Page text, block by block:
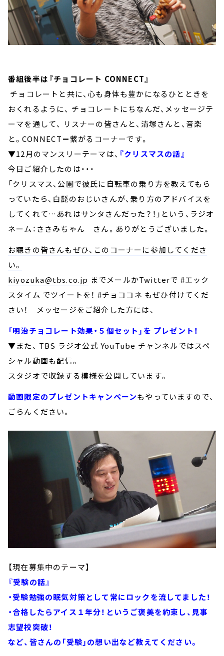
番組後半は『チョコレート CONNECT』
チョコレートと共に、心も身体も豊かになるひとときを
おくれるように、 チョコレートにちなんだ、メッセージテ
ーマを通して、 リスナーの皆さんと、清塚さんと、音楽
と。CONNECT＝繋がるコーナーです。
▼12月のマンスリーテーマは、 『クリスマスの話』
今日ご紹介したのは・・・
「クリスマス、公園で彼氏に自転車の乗り方を教えてもら
っていたら、白髭のおじいさんが、乗り方のアドバイスを
してくれて…あれはサンタさんだった？！」という、ラジオ
ネーム：ささみちゃん さん。ありがとうございました。
お聴きの皆さんもぜひ、このコーナーに参加してくださ
い。
kiyozuka@tbs.co.jp までメールかTwitterで #エック
スタイム でツイートを！ #チョココネ もぜひ付けてくだ
さい！ メッセージをご紹介した方には、
「明治チョコレート効果・５個セット」を プレゼント！
▼また、 TBS ラジオ公式 YouTube チャンネルではスペ
シャル動画も配信。
スタジオで収録する模様を公開しています。
動画限定のプレゼントキャンペーンもやっていますので、
ごらんください。
【現在募集中のテーマ】
『受験の話』
・受験勉強の眠気対策として常にロックを流してました！
・合格したらアイス１年分！というご褒美を約束し、見事
志望校突破！
など、皆さんの「受験」の想い出など教えてください。